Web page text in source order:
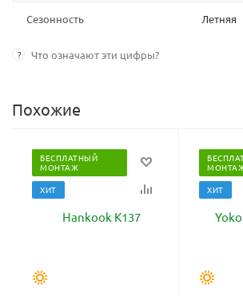
Сезонность Летняя
? Что означают эти цифры?
Похожие
БЕСПЛАТНЫЙ
МОНТАЖ
ХИТ
ХИТ